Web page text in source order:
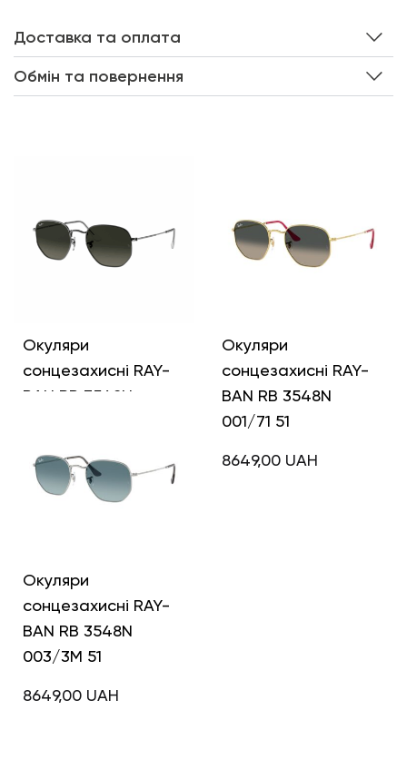
Доставка та оплата
Обмін та повернення
Інші кольори
Окуляри
сонцезахисні RAY-
BAN RB 3548N
8649,00UAH
Окуляри
сонцезахисні RAY-
BAN RB 3548N
001/71 51
8649,00 UAH
Окуляри
сонцезахисні RAY-
BAN RB 3548N
003/3M 51
8649,00 UAH